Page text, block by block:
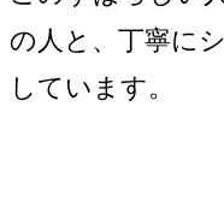
の人と、丁寧に
しています。